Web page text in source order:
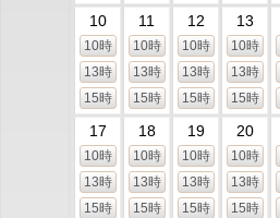
10
10時
13時
15時
11
10時
13時
15時
12
10時
13時
15時
13
10時
13時
15時
17
10時
13時
15時
18
10時
13時
15時
19
10時
13時
15時
20
10時
13時
15時